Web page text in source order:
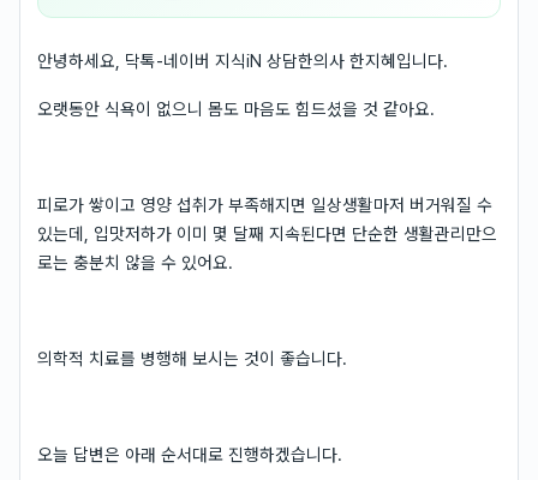
안녕하세요, 닥톡-네이버 지식iN 상담한의사 한지혜입니다.
오랫동안 식욕이 없으니 몸도 마음도 힘드셨을 것 같아요.
피로가 쌓이고 영양 섭취가 부족해지면 일상생활마저 버거워질 수
있는데, 입맛저하가 이미 몇 달째 지속된다면 단순한 생활관리만으
로는 충분치 않을 수 있어요.
의학적 치료를 병행해 보시는 것이 좋습니다.
오늘 답변은 아래 순서대로 진행하겠습니다.